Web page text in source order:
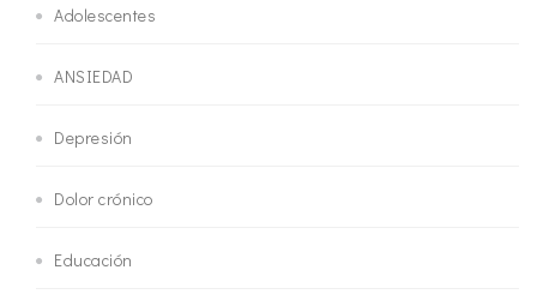
Adolescentes
ANSIEDAD
Depresión
Dolor crónico
Educación